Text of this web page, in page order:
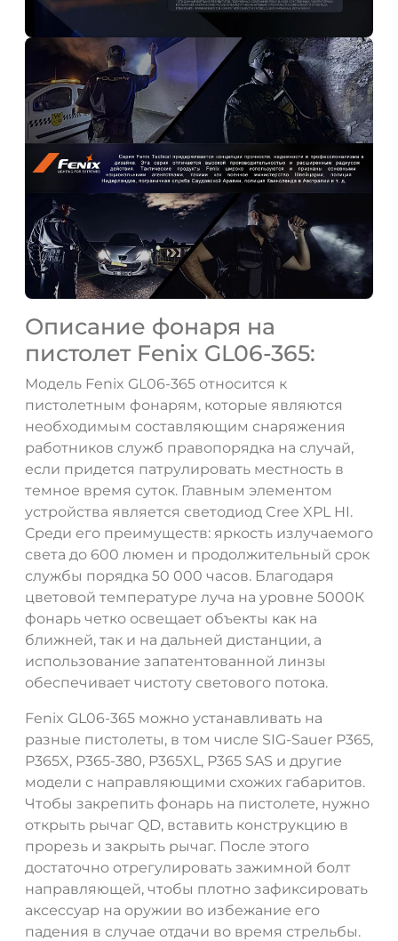
Описание фонаря на
пистолет Fenix GL06-365:
Модель Fenix GL06-365 относится к
пистолетным фонарям, которые являются
необходимым составляющим снаряжения
работников служб правопорядка на случай,
если придется патрулировать местность в
темное время суток. Главным элементом
устройства является светодиод Cree XPL HI.
Среди его преимуществ: яркость излучаемого
света до 600 люмен и продолжительный срок
службы порядка 50 000 часов. Благодаря
цветовой температуре луча на уровне 5000К
фонарь четко освещает объекты как на
ближней, так и на дальней дистанции, а
использование запатентованной линзы
обеспечивает чистоту светового потока.
Fenix GL06-365 можно устанавливать на
разные пистолеты, в том числе SIG-Sauer P365,
P365X, P365-380, P365XL, P365 SAS и другие
модели с направляющими схожих габаритов.
Чтобы закрепить фонарь на пистолете, нужно
открыть рычаг QD, вставить конструкцию в
прорезь и закрыть рычаг. После этого
достаточно отрегулировать зажимной болт
направляющей, чтобы плотно зафиксировать
аксессуар на оружии во избежание его
падения в случае отдачи во время стрельбы.
ДА НЕТ